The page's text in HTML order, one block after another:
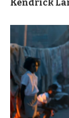
Kendrick